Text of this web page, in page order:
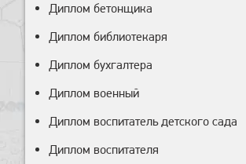
Диплом бетонщика
Диплом библиотекаря
Диплом бухгалтера
Диплом военный
Диплом воспитатель детского сада
Диплом воспитателя